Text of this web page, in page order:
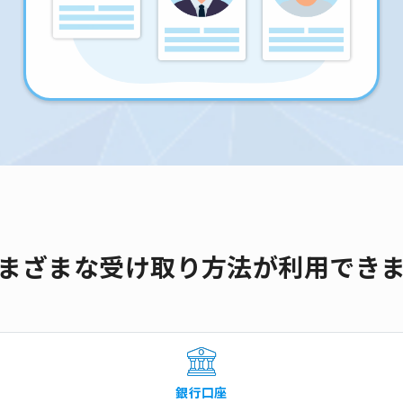
ざまな受け取り方法が利用でき
銀行口座